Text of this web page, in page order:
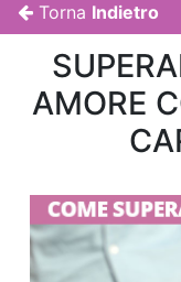
Torna Indietro
AMORE